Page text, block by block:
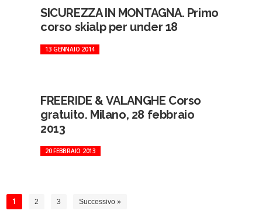
SICUREZZA IN MONTAGNA. Primo
corso skialp per under 18
13 GENNAIO 2014
FREERIDE & VALANGHE Corso
gratuito. Milano, 28 febbraio
2013
20 FEBBRAIO 2013
1 2 3 Successivo »